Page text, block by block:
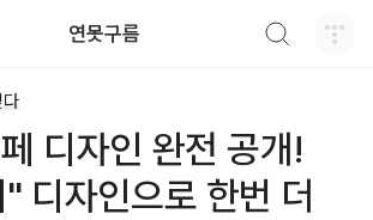
연못구름
다
디자인 완전 공개!
디자인으로 한번 더